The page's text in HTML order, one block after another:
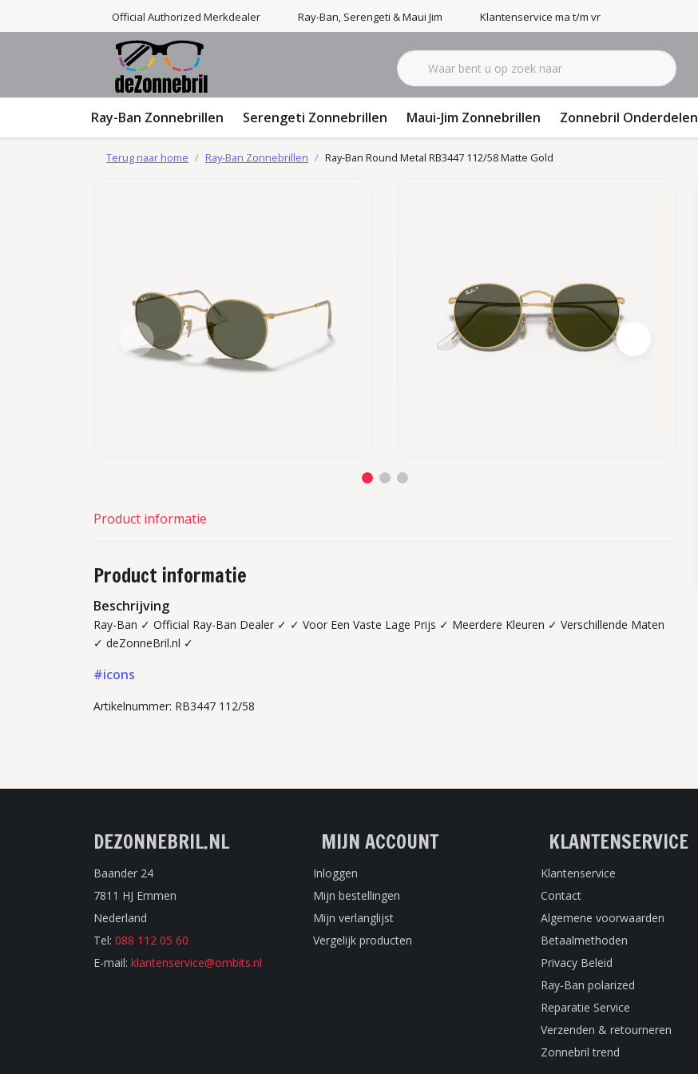
Official Authorized Merkdealer Ray-Ban, Serengeti & Maui Jim Klantenservice ma t/m vr 9-17u
Ray-Ban Zonnebrillen Serengeti Zonnebrillen Maui-Jim Zonnebrillen Zonnebril Onderdelen
Terug naar home Ray-Ban Zonnebrillen Ray-Ban Round Metal RB3447 112/58 Matte Gold
Product informatie
Product informatie
Beschrijving
Ray-Ban ✓ Official Ray-Ban Dealer ✓ ✓ Voor Een Vaste Lage Prijs ✓ Meerdere Kleuren ✓ Verschillende Maten
✓ deZonneBril.nl ✓
#icons
Artikelnummer: RB3447 112/58
DEZONNEBRIL.NL
Baander 24
7811 HJ Emmen
Nederland
Tel: 088 112 05 60
E-mail: klantenservice@ombits.nl
MIJN ACCOUNT
Inloggen
Mijn bestellingen
Mijn verlanglijst
Vergelijk producten
KLANTENSERVICE
Klantenservice
Contact
Algemene voorwaarden
Betaalmethoden
Privacy Beleid
Ray-Ban polarized
Reparatie Service
Verzenden & retourneren
Zonnebril trend